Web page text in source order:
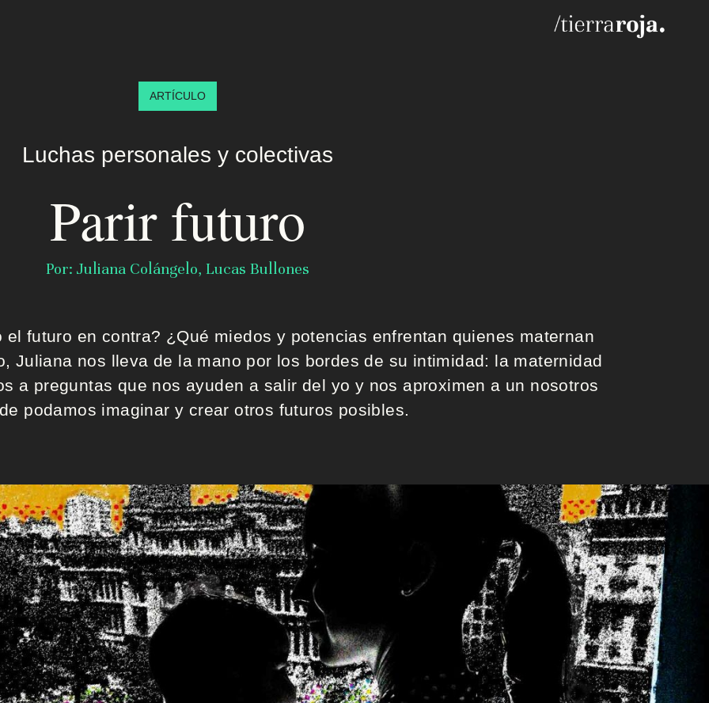
ARTÍCULO
Luchas personales y colectivas
Parir futuro
Por: Juliana Colángelo, Lucas Bullones
futuro en contra? ¿Qué miedos y potencias enfrentan quienes maternan
Juliana nos lleva de la mano por los bordes de su intimidad: la maternidad
a preguntas que nos ayuden a salir del yo y nos aproximen a un nosotros
podamos imaginar y crear otros futuros posibles.